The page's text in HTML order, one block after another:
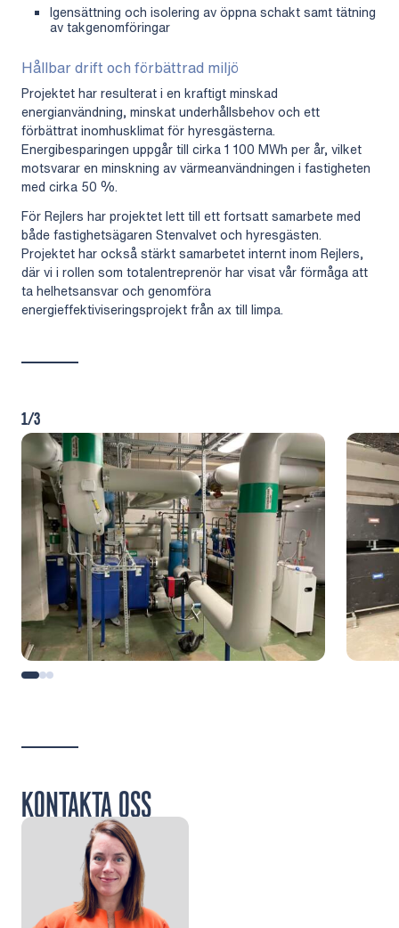
Igensättning och isolering av öppna schakt samt tätning
av takgenomföringar
Hållbar drift och förbättrad miljö
Projektet har resulterat i en kraftigt minskad
energianvändning, minskat underhållsbehov och ett
förbättrat inomhusklimat för hyresgästerna.
Energibesparingen uppgår till cirka 1 100 MWh per år, vilket
motsvarar en minskning av värmeanvändningen i fastigheten
med cirka 50 %.
För Rejlers har projektet lett till ett fortsatt samarbete med
både fastighetsägaren Stenvalvet och hyresgästen.
Projektet har också stärkt samarbetet internt inom Rejlers,
där vi i rollen som totalentreprenör har visat vår förmåga att
ta helhetsansvar och genomföra
energieffektiviseringsprojekt från ax till limpa.
1/3
KONTAKTA OSS